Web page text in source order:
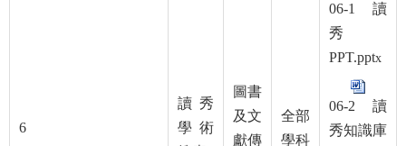
6
讀秀
學術
圖書
及文
獻傳
全部
學科
06-1 讀
秀
PPT.pptx
06-2 讀
秀知識庫